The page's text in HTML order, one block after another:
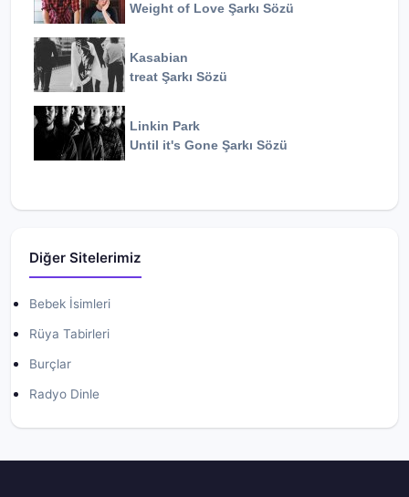
Weight of Love Şarkı Sözü
Kasabian
treat Şarkı Sözü
Linkin Park
Until it's Gone Şarkı Sözü
Diğer Sitelerimiz
Bebek İsimleri
Rüya Tabirleri
Burçlar
Radyo Dinle